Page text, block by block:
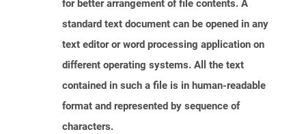
for better arrangement of file contents. A
standard text document can be opened in any
text editor or word processing application on
different operating systems. All the text
contained in such a file is in human-readable
format and represented by sequence of
characters.